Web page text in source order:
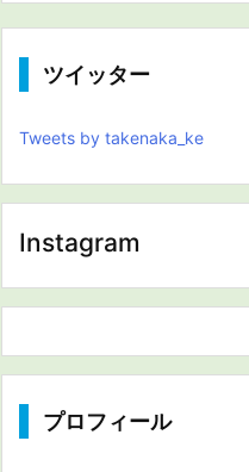
ツイッター
Tweets by takenaka_ke
Instagram
プロフィール